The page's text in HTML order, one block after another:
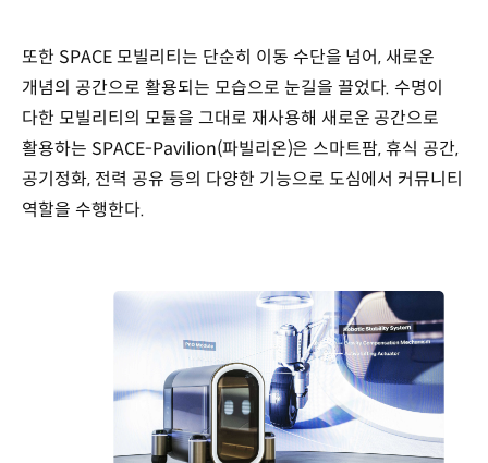
또한 SPACE 모빌리티는 단순히 이동 수단을 넘어, 새로운
개념의 공간으로 활용되는 모습으로 눈길을 끌었다. 수명이
다한 모빌리티의 모듈을 그대로 재사용해 새로운 공간으로
활용하는 SPACE-Pavilion(파빌리온)은 스마트팜, 휴식 공간,
공기정화, 전력 공유 등의 다양한 기능으로 도심에서 커뮤니티
역할을 수행한다.